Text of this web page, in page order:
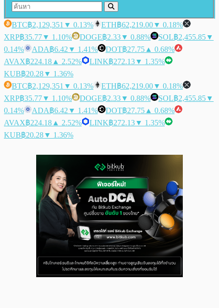
BTC฿2,129,351 ▼ 0.13% ETH฿62,219.00▼ 0.18%
XRP฿35.77▼ 1.10% DOGE฿2.33▼ 0.88% SOL฿2,455.85▼
0.14%
ADA฿6.42 ▼ 1.41% DOT฿27.75 ▲ 0.68%
AVAX฿224.18 ▲ 2.52% LINK฿272.13▼ 1.35%
KUB฿20.28▼ 1.36%
BTC฿2,129,351 ▼ 0.13% ETH฿62,219.00▼ 0.18%
XRP฿35.77▼ 1.10% DOGE฿2.33▼ 0.88% SOL฿2,455.85▼
0.14%
ADA฿6.42 ▼ 1.41% DOT฿27.75 ▲ 0.68%
AVAX฿224.18 ▲ 2.52% LINK฿272.13▼ 1.35%
KUB฿20.28▼ 1.36%